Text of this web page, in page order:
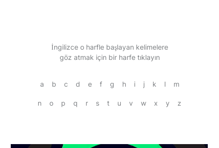
İngilizce o harfle başlayan kelimelere
göz atmak için bir harfe tıklayın
a b c d e f g h i j k l m
n o p q r s t u v w x y z